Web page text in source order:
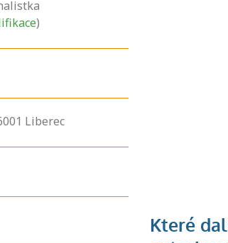
)
Liberec